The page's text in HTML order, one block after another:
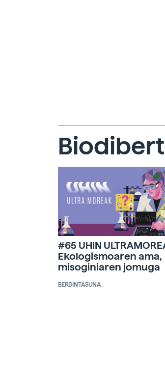
#65 UHIN
Ekologismoaren ama,
misoginiaren jomuga
BERDINTASUNA